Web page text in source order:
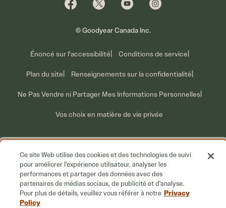
Information sur les rappels volontaires
Qui nous sommes
© Goodyear Canada Inc.
Énoncé sur l'accessibilité Conditions de service
Plan du site Renseignements sur la confidentialité
Ne Pas Vendre ni Partager Mes Informations Personnelles
Vos choix en matière de vie privée
Ce site Web utilise des cookies et des technologies de suivi
pour améliorer l'expérience utilisateur, analyser les
performances et partager des données avec des
partenaires de médias sociaux, de publicité et d'analyse.
Pour plus de détails, veuillez vous référer à notre Privacy
Policy